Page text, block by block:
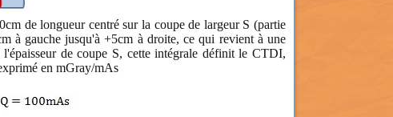
de longueur centré sur la coupe de largeur S (partie
à gauche jusqu'à +5cm à droite, ce qui revient à une
de coupe S, cette intégrale définit le CTDI,
en mGray/mAs